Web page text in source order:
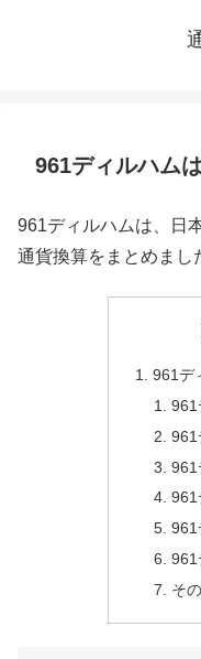
961ディルハム
961ディルハムは、日
通貨換算をまとめまし
961デ
961
961
961
961
961
961
そ